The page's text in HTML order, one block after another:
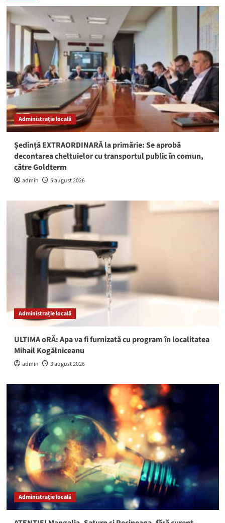
Administrație locală
Ședință EXTRAORDINARĂ la primărie: Se aprobă
decontarea cheltuielor cu transportul public în comun,
către Goldterm
admin 5 august 2026
Administrație locală
ULTIMA oRĂ: Apa va fi furnizată cu program în localitatea
Mihail Kogălniceanu
admin 3 august 2026
Administrație locală